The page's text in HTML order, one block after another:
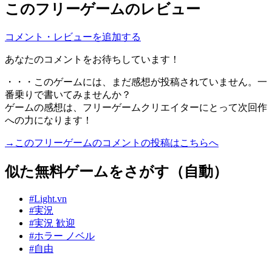
このフリーゲームのレビュー
コメント・レビューを追加する
あなたのコメントをお待ちしています！
・・・このゲームには、まだ感想が投稿されていません。一
番乗りで書いてみませんか？
ゲームの感想は、フリーゲームクリエイターにとって次回作
への力になります！
→このフリーゲームのコメントの投稿はこちらへ
似た無料ゲームをさがす（自動）
#Light.vn
#実況
#実況 歓迎
#ホラー ノベル
#自由